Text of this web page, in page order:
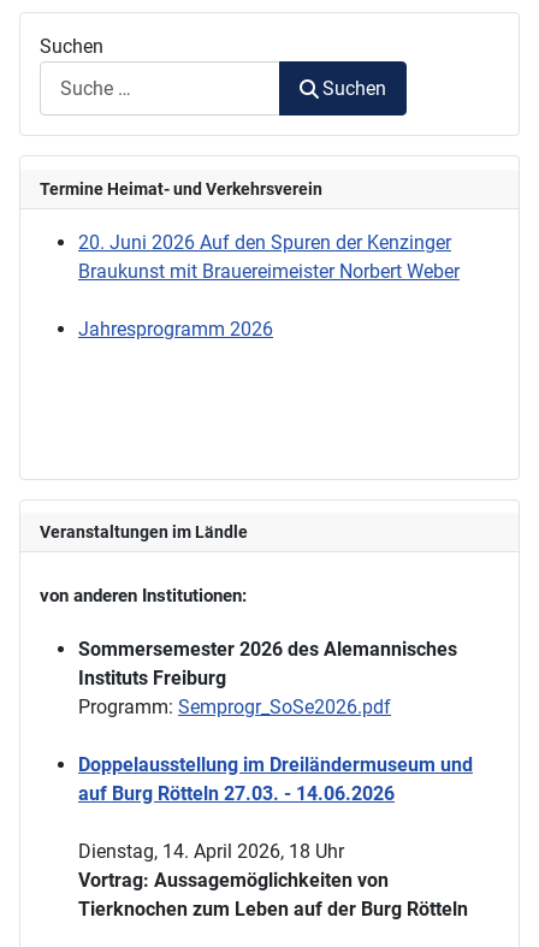
Suchen
Suchen
Termine Heimat- und Verkehrsverein
20. Juni 2026 Auf den Spuren der Kenzinger
Braukunst mit Brauereimeister Norbert Weber
Jahresprogramm 2026
Veranstaltungen im Ländle
von anderen Institutionen:
Sommersemester 2026 des Alemannisches
Instituts Freiburg
Programm: Semprogr_SoSe2026.pdf
Doppelausstellung im Dreiländermuseum und
auf Burg Rötteln 27.03. - 14.06.2026
Dienstag, 14. April 2026, 18 Uhr
Vortrag: Aussagemöglichkeiten von
Tierknochen zum Leben auf der Burg Rötteln